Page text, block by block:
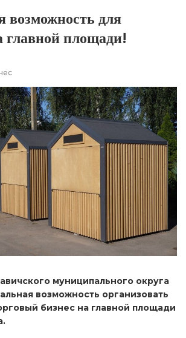
возможность для
главной площади!
муниципального округа
возможность организовать
бизнес на главной площади